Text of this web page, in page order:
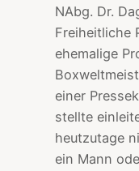
NAbg. Dr.
Freiheitliche
ehemalige
einer
stellte
heutzutage
ein Mann